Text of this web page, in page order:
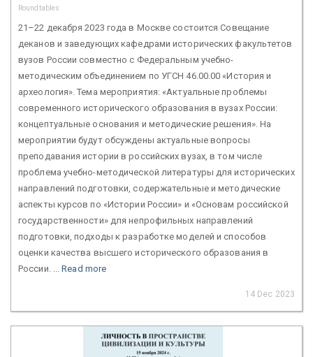
Roundtables
21–22 декабря 2023 года в Москве состоится Совещание
деканов и заведующих кафедрами исторических факультетов
вузов России совместно с Федеральным учебно-
методическим объединением по УГСН 46.00.00 «История и
археология». Тема мероприятия: «Актуальные проблемы
современного исторического образования в вузах России:
концептуальные основания и методические решения». На
мероприятии будут обсуждены актуальные вопросы
преподавания истории в российских вузах, в том числе
проблема учебно-методической литературы для исторических
направлений подготовки, содержательные и методические
аспекты курсов по «Истории России» и «Основам российской
государственности» для непрофильных направлений
подготовки, подходы к разработке моделей и способов
оценки качества высшего исторического образования в
России. ...Read more
14 Dec 2023